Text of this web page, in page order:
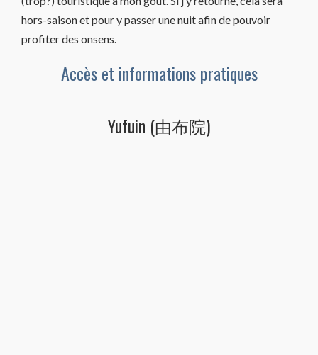
hors-saison et pour y passer une nuit afin de pouvoir
profiter des onsens.
Accès et informations pratiques
Yufuin (由布院)